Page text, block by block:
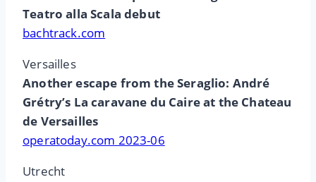
Teatro alla Scala debut
bachtrack.com
Versailles
Another escape from the Seraglio: André
Grétry’s La caravane du Caire at the Chateau
de Versailles
operatoday.com 2023-06
Utrecht